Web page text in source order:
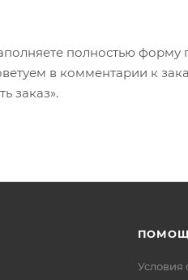
полностью форму
в комментарии к
заказ».
Условия